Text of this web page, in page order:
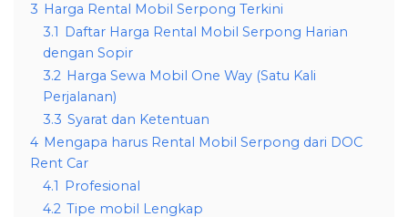
3 Harga Rental Mobil Serpong Terkini
3.1 Daftar Harga Rental Mobil Serpong Harian
dengan Sopir
3.2 Harga Sewa Mobil One Way (Satu Kali
Perjalanan)
3.3 Syarat dan Ketentuan
4 Mengapa harus Rental Mobil Serpong dari DOC
Rent Car
4.1 Profesional
4.2 Tipe mobil Lengkap